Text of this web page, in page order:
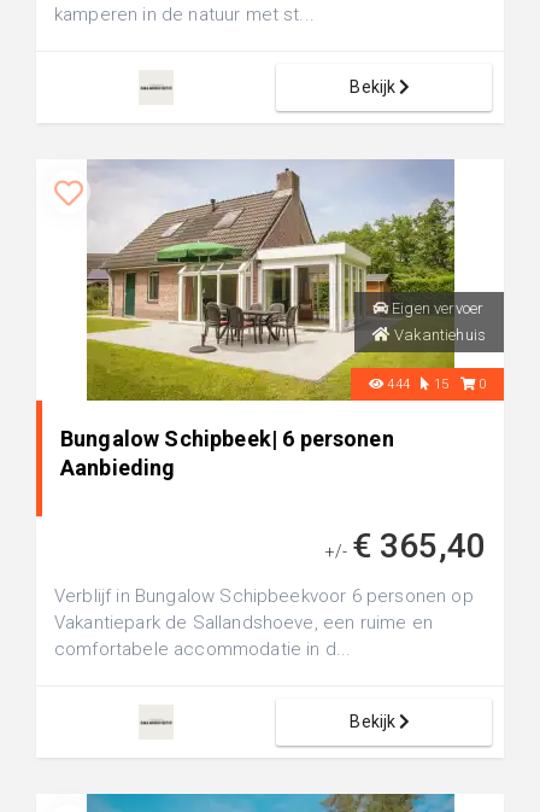
kamperen in de natuur met st...
Bekijk
Eigen vervoer
Vakantiehuis
444 15 0
Bungalow Schipbeek| 6 personen
Aanbieding
+/- € 365,40
Verblijf in Bungalow Schipbeekvoor 6 personen op
Vakantiepark de Sallandshoeve, een ruime en
comfortabele accommodatie in d...
Bekijk